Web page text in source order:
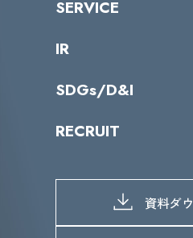
ミッション／ビジョン
パートナー企業一覧
サイバーニュース
SERVICE
カテゴリー別サービ
IR
IRカレンダー
IRライブラリー
よくあるご質問
SDGs/D&I
当グループのマテリ
SDGs推進体制
D&Iの取り組み
RECRUIT
募集職種一覧
メッセージ
メンバーインタビュー
資料ダ